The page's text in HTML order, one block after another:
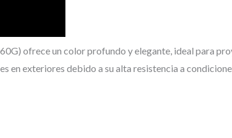
ofrece un color profundo y elegante, ideal para
en exteriores debido a su alta resistencia a